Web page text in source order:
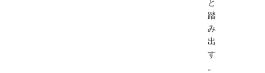
踏
み
出
す
。